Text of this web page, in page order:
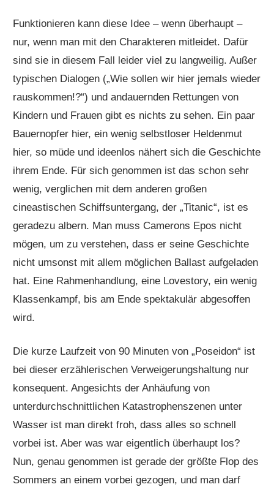
Funktionieren kann diese Idee – wenn überhaupt –
nur, wenn man mit den Charakteren mitleidet. Dafür
sind sie in diesem Fall leider viel zu langweilig. Außer
typischen Dialogen („Wie sollen wir hier jemals wieder
rauskommen!?“) und andauernden Rettungen von
Kindern und Frauen gibt es nichts zu sehen. Ein paar
Bauernopfer hier, ein wenig selbstloser Heldenmut
hier, so müde und ideenlos nähert sich die Geschichte
ihrem Ende. Für sich genommen ist das schon sehr
wenig, verglichen mit dem anderen großen
cineastischen Schiffsuntergang, der „Titanic“, ist es
geradezu albern. Man muss Camerons Epos nicht
mögen, um zu verstehen, dass er seine Geschichte
nicht umsonst mit allem möglichen Ballast aufgeladen
hat. Eine Rahmenhandlung, eine Lovestory, ein wenig
Klassenkampf, bis am Ende spektakulär abgesoffen
wird.
Die kurze Laufzeit von 90 Minuten von „Poseidon“ ist
bei dieser erzählerischen Verweigerungshaltung nur
konsequent. Angesichts der Anhäufung von
unterdurchschnittlichen Katastrophenszenen unter
Wasser ist man direkt froh, dass alles so schnell
vorbei ist. Aber was war eigentlich überhaupt los?
Nun, genau genommen ist gerade der größte Flop des
Sommers an einem vorbei gezogen, und man darf